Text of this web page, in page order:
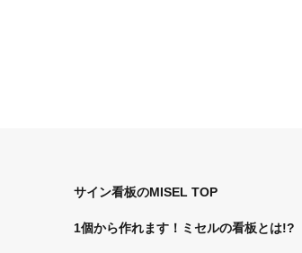
サイン看板のMISEL TOP
1個から作れます！ミセルの看板とは!?